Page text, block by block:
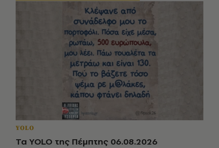
YOLO
Τα YOLO της Πέμπτης 06.08.2026